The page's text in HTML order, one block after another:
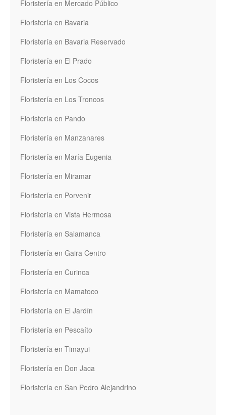
Floristería en Mercado Público
Floristería en Bavaria
Floristería en Bavaria Reservado
Floristería en El Prado
Floristería en Los Cocos
Floristería en Los Troncos
Floristería en Pando
Floristería en Manzanares
Floristería en María Eugenia
Floristería en Miramar
Floristería en Porvenir
Floristería en Vista Hermosa
Floristería en Salamanca
Floristería en Gaira Centro
Floristería en Curinca
Floristería en Mamatoco
Floristería en El Jardín
Floristería en Pescaíto
Floristería en Timayui
Floristería en Don Jaca
Floristería en San Pedro Alejandrino